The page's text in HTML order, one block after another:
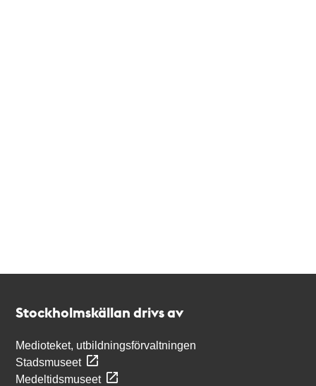
Stockholmskällan drivs av
Medioteket, utbildningsförvaltningen
Stadsmuseet
Medeltidsmuseet